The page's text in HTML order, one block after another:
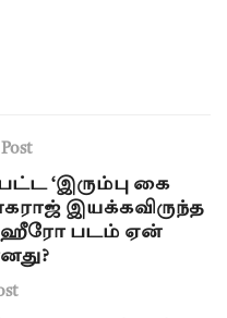
‘இரும்பு கை
இயக்கவிருந்த
ஹீரோ படம் ஏன்